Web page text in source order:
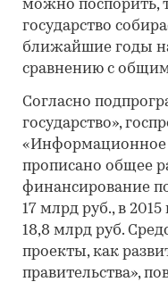
можно поспорить,
государство
ближайшие годы
сравнению с
Согласно
государство»,
«Информационное
прописано общее
финансирование
17 млрд руб., в 2015
18,8 млрд руб.
проекты, как
правительства»,